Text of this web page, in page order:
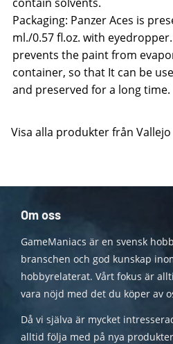
Packaging: Panzer Aces is
ml./0.57 fl.oz. with
prevents the paint from
container, so that It can be
and preserved for a long time.
Visa alla produkter från Vallejo
Om oss
GameManiacs är en svensk
branschen och god kunskap
hobbyrelaterat. Vårt fokus är
vara nöjd med det du köper av
Då vi själva är mycket
alltid följa med på nya